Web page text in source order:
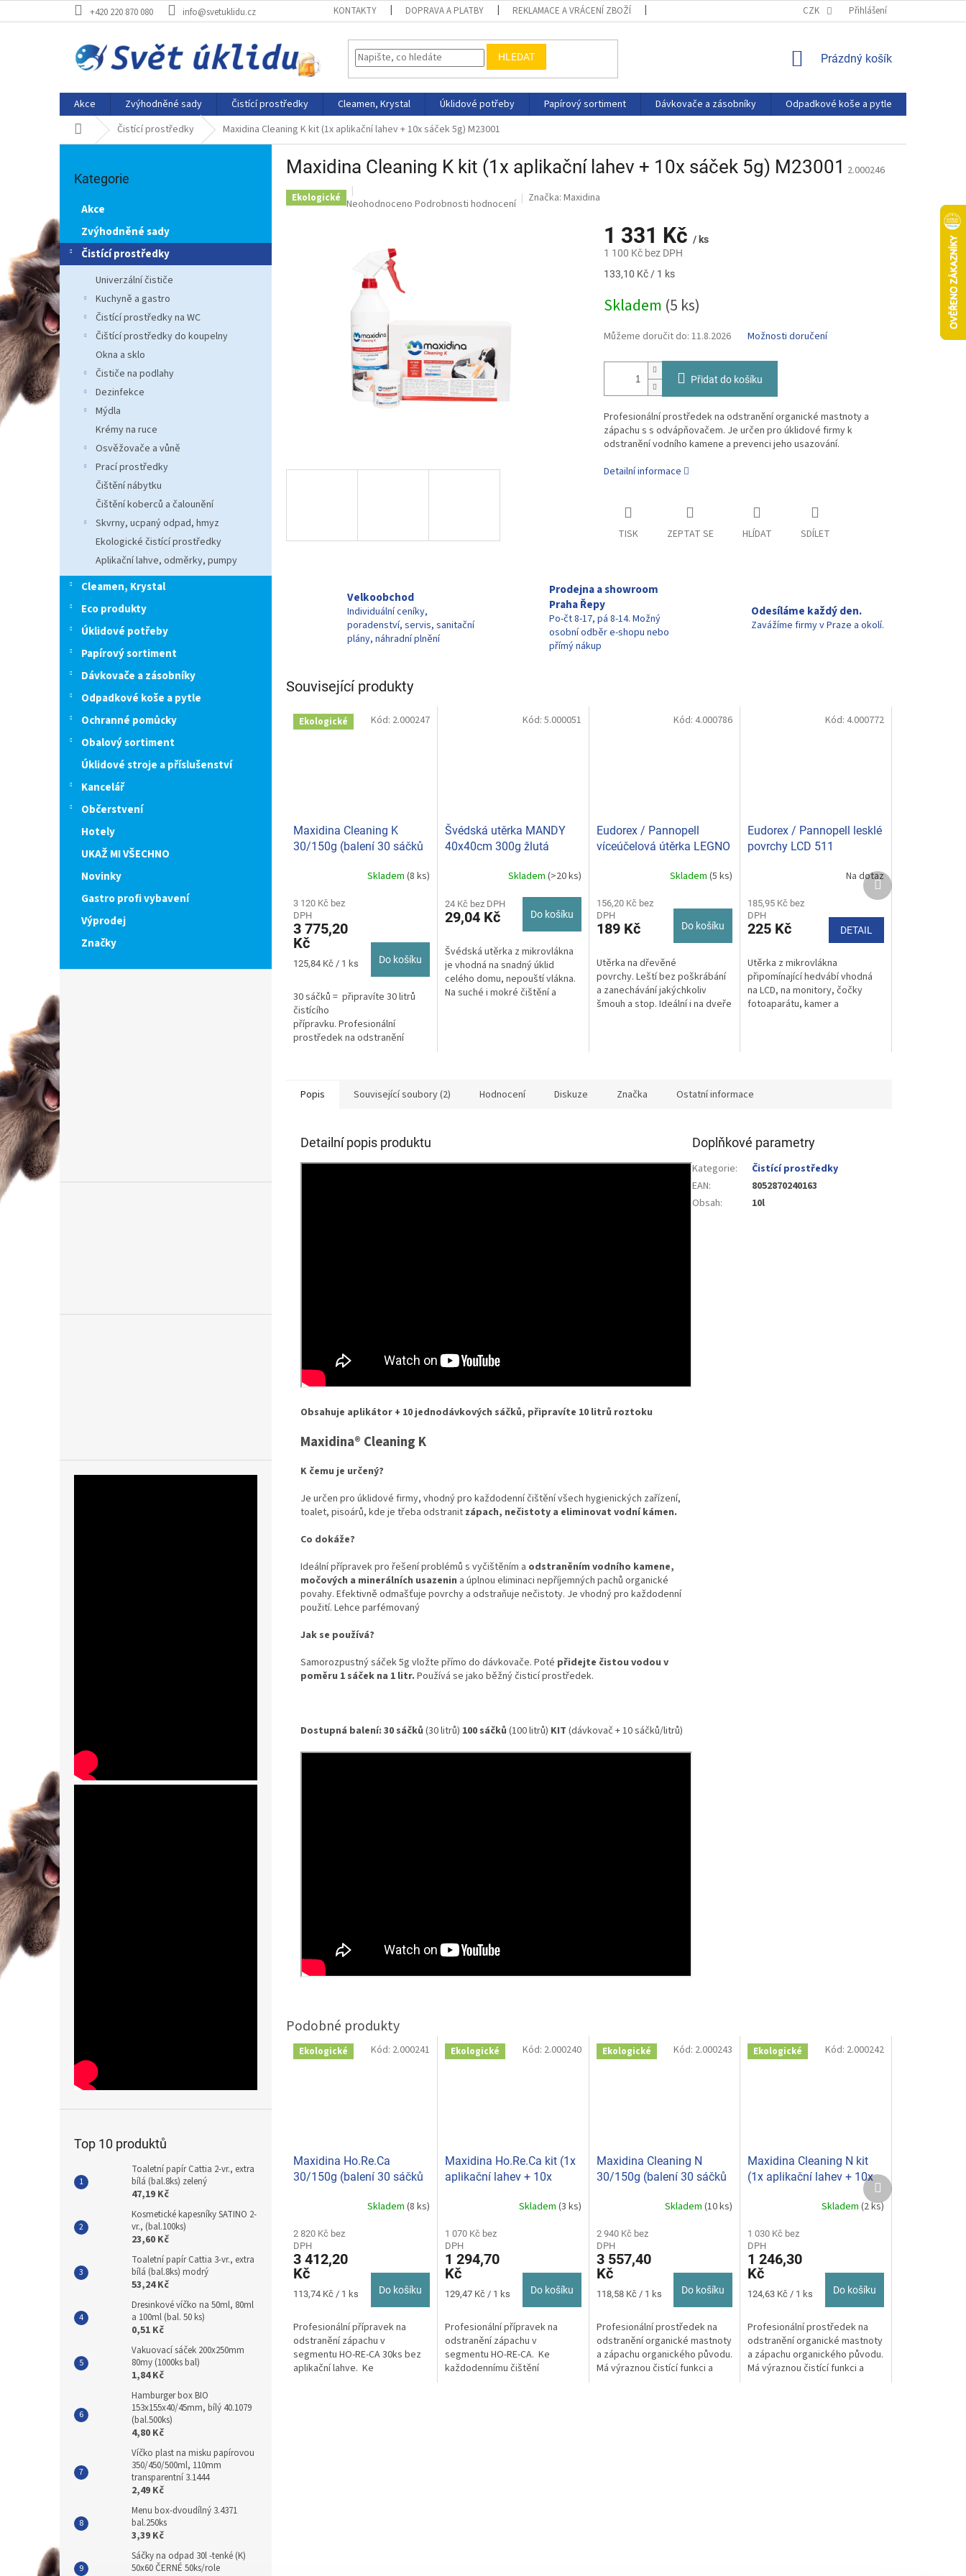
na
+420 220 870 080 info@svetuklidu.cz KONTAKTY DOPRAVA A PLATBY REKLAMACE A VRÁCENÍ ZBOŽÍ PODMÍNKY OCHRANY OSOBNÍCH ÚDAJŮ
CZK Přihlášení
HLEDAT
NÁKUPNÍ
Prázdný košík
Akce Zvýhodněné sady Čistící prostředky Cleamen, Krystal Úklidové potřeby Papírový sortiment Dávkovače a zásobníky Odpadkové koše a pytle
Domů Čistící prostředky Maxidina Cleaning K kit (1x aplikační lahev + 10x sáček 5g) M23001
r
a
n
n
í
p
a
n
e
l
kategorie
Kategorie
Akce
Zvýhodněné sady
Čistící prostředky
Univerzální čističe
Kuchyně a gastro
Čistící prostředky na WC
Čištící prostředky do koupelny
Okna a sklo
Čističe na podlahy
Dezinfekce
Mýdla
Krémy na ruce
Osvěžovače a vůně
Prací prostředky
Čištění nábytku
Čištění koberců a čalounění
Skvrny, ucpaný odpad, hmyz
Ekologické čistící prostředky
Aplikační lahve, odměrky, pumpy
Cleamen, Krystal
Eco produkty
Úklidové potřeby
Papírový sortiment
Dávkovače a zásobníky
Odpadkové koše a pytle
Ochranné pomůcky
Obalový sortiment
Úklidové stroje a příslušenství
Kancelář
Občerstvení
Hotely
UKAŽ MI VŠECHNO
Novinky
Gastro profi vybavení
Výprodej
Značky
Top 10 produktů
Toaletní papír Cattia 2-vr., extra
bílá (bal.8ks) zelený
47,19 Kč
Kosmetické kapesníky SATINO 2-
vr., (bal.100ks)
23,60 Kč
Toaletní papír Cattia 3-vr., extra
bílá (bal.8ks) modrý
53,24 Kč
Dresinkové víčko na 50ml, 80ml
a 100ml (bal. 50 ks)
0,51 Kč
Vakuovací sáček 200x250mm
80my (1000ks bal)
1,84 Kč
Hamburger box BIO
153x155x40/45mm, bílý 40.1079
(bal.500ks)
4,80 Kč
Víčko plast na misku papírovou
350/450/500ml, 110mm
transparentní 3.1444
2,49 Kč
Menu box-dvoudílný 3.4371
bal.250ks
3,39 Kč
Sáčky na odpad 30l -tenké (K)
50x60 ČERNÉ 50ks/role
Maxidina Cleaning K kit (1x aplikační lahev + 10x sáček 5g) M23001 2.000246
Ekologické Průměrné
hvězdiček.
Neohodnoceno Podrobnosti hodnocení Značka: Maxidina
1 331 Kč / ks
1 100 Kč bez DPH
Měrná
133,10 Kč / 1 ks
Skladem (5 ks)
Můžeme doručit do: 11.8.2026 Možnosti doručení
Přidat do košíku
Profesionální prostředek na odstranění organické mastnoty a
zápachu s s odvápňovačem. Je určen pro úklidové firmy k
odstranění vodního kamene a prevenci jeho usazování.
Detailní informace
TISK ZEPTAT SE HLÍDAT SDÍLET
Velkoobchod
Individuální ceníky,
poradenství, servis, sanitační
plány, náhradní plnění
Prodejna a showroom
Praha Řepy
Po-čt 8-17, pá 8-14. Možný
osobní odběr e-shopu nebo
přímý nákup
Odesíláme každý den.
Zavážíme firmy v Praze a okolí.
Související produkty
Ekologické
Maxidina Cleaning K
30/150g (balení 30 sáčků
Skladem (8 ks)
3 120 Kč bez
DPH
3 775,20
Kč
Měrná
125,84 Kč / 1 ks Do košíku
30 sáčků = připravíte 30 litrů
čistícího
přípravku. Profesionální
prostředek na odstranění
Kód: 2.000247
Švédská utěrka MANDY
40x40cm 300g žlutá
Skladem (>20 ks)
24 Kč bez DPH
29,04 Kč Do košíku
Švédská utěrka z mikrovlákna
je vhodná na snadný úklid
celého domu, nepouští vlákna.
Na suché i mokré čištění a
Kód: 5.000051
Eudorex / Pannopell
víceúčelová útěrka LEGNO
Skladem(5 ks)
156,20 Kč bez
DPH
189 Kč Do košíku
Utěrka na dřevěné
povrchy. Leští bez poškrábání
a zanechávání jakýchkoliv
šmouh a stop. Ideální i na dveře
Kód: 4.000786
Eudorex / Pannopell lesklé
povrchy LCD 511
produktu
je
5,0
5
hvězdiček.
Na dotaz
185,95 Kč bez
DPH
225 Kč DETAIL
Utěrka z mikrovlákna
připomínající hedvábí vhodná
na LCD, na monitory, čočky
fotoaparátu, kamer a
Kód: 4.000772
Další
produkt
Popis Související soubory (2) Hodnocení Diskuze Značka Ostatní informace
Detailní popis produktu
Obsahuje aplikátor + 10 jednodávkových sáčků, připravíte 10 litrů roztoku
Maxidina® Cleaning K
K čemu je určený?
Je určen pro úklidové firmy, vhodný pro každodenní čištění všech hygienických zařízení,
toalet, pisoárů, kde je třeba odstranit zápach, nečistoty a eliminovat vodní kámen.
Co dokáže?
Ideální přípravek pro řešení problémů s vyčištěním a odstraněním vodního kamene,
močových a minerálních usazenin a úplnou eliminaci nepříjemných pachů organické
povahy. Efektivně odmašťuje povrchy a odstraňuje nečistoty. Je vhodný pro každodenní
použití. Lehce parfémovaný
Jak se používá?
Samorozpustný sáček 5g vložte přímo do dávkovače. Poté přidejte čistou vodou v
poměru 1 sáček na 1 litr. Používá se jako běžný čisticí prostředek.
Dostupná balení: 30 sáčků (30 litrů) 100 sáčků (100 litrů) KIT (dávkovač + 10 sáčků/litrů)
Doplňkové parametry
Kategorie:
Čistící prostředky
EAN:
8052870240163
Obsah: 10l
Ekologické
Maxidina Ho.Re.Ca
30/150g (balení 30 sáčků
Skladem (8 ks)
2 820 Kč bez
DPH
3 412,20
Kč
Měrná
113,74 Kč / 1 ks Do košíku
Profesionální přípravek na
odstranění zápachu v
segmentu HO-RE-CA 30ks bez
aplikační lahve. Ke
Kód: 2.000241 Ekologické
Maxidina Ho.Re.Ca kit (1x
aplikační lahev + 10x
Skladem (3 ks)
1 070 Kč bez
DPH
1 294,70
Kč
Měrná
129,47 Kč / 1 ks Do košíku
Profesionální přípravek na
odstranění zápachu v
segmentu HO-RE-CA. Ke
každodennímu čištění
Kód: 2.000240 Ekologické
Maxidina Cleaning N
30/150g (balení 30 sáčků
Skladem(10 ks)
2 940 Kč bez
DPH
3 557,40
Kč
Měrná
118,58 Kč / 1 ks Do košíku
Profesionální prostředek na
odstranění organické mastnoty
a zápachu organického původu.
Má výraznou čistící funkci a
Kód: 2.000243 Ekologické
Maxidina Cleaning N kit
(1x aplikační lahev + 10x
Skladem (2 ks)
1 030 Kč bez
DPH
1 246,30
Kč
Měrná
124,63 Kč / 1 ks Do košíku
Profesionální prostředek na
odstranění organické mastnoty
a zápachu organického původu.
Má výraznou čistící funkci a
Kód: 2.000242
Další
produkt